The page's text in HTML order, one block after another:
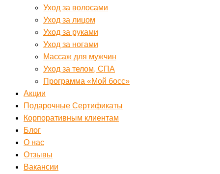
Уход за волосами
Уход за лицом
Уход за руками
Уход за ногами
Массаж для мужчин
Уход за телом, СПА
Программа «Мой босс»
Акции
Подарочные Сертификаты
Корпоративным клиентам
Блог
О нас
Отзывы
Вакансии